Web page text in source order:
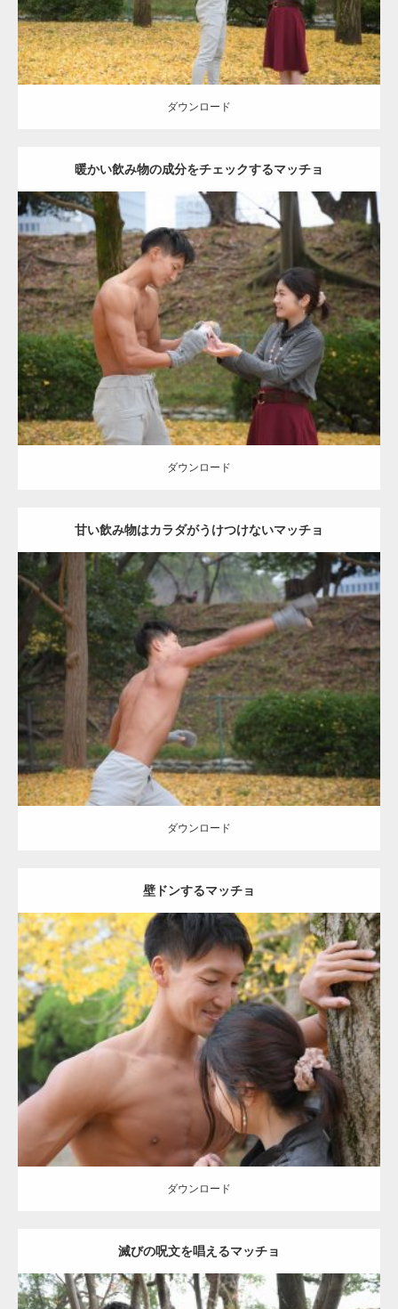
ダウンロード
暖かい飲み物の成分をチェックするマッチョ
Update:2021.07.8
Category:公園のマッチョ その他 AKIHITO(細マッチョ) 上腕三頭筋
肩
ダウンロード
ダウンロード
甘い飲み物はカラダがうけつけないマッチョ
Update:2021.07.8
Category: 公園のマッチョ その他 AKIHITO(細マッチョ) 背中
ダウンロード
ダウンロード
壁ドンするマッチョ
Update: 2021.07.8
Category:公園のマッチョ その他 AKIHITO(細マッチョ) 大胸筋 肩 腹
筋
ダウンロード
滅びの呪文を唱えるマッチョ
【YouTube】マッチョフリー素材メンバーが
ギネス世界記録…
【TV】TBS番組「ひるおび」にてマッスルプ
ラスが紹介されま…